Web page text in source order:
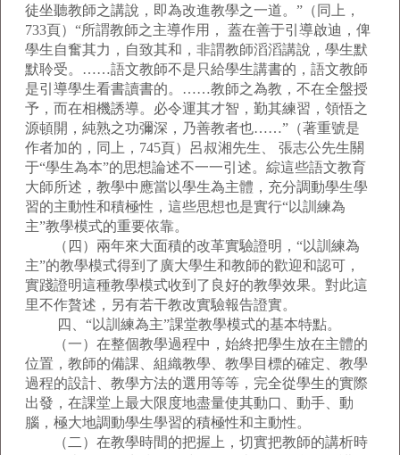
徒坐聽教師之講說，即為改進教學之一道。”（同上，
733頁）“所謂教師之主導作用， 蓋在善于引導啟迪，俾
學生自奮其力，自致其和，非謂教師滔滔講說，學生默
默聆受。……語文教師不是只給學生講書的，語文教師
是引導學生看書讀書的。……教師之為教，不在全盤授
予，而在相機誘導。必令運其才智，勤其練習，領悟之
源頓開，純熟之功彌深，乃善教者也……”（著重號是
作者加的，同上，745頁）呂叔湘先生、 張志公先生關
于“學生為本”的思想論述不一一引述。綜這些語文教育
大師所述，教學中應當以學生為主體，充分調動學生學
習的主動性和積極性，這些思想也是實行“以訓練為
主”教學模式的重要依靠。
（四）兩年來大面積的改革實驗證明，“以訓練為
主”的教學模式得到了廣大學生和教師的歡迎和認可，
實踐證明這種教學模式收到了良好的教學效果。對此這
里不作贅述，另有若干教改實驗報告證實。
四、“以訓練為主”課堂教學模式的基本特點。
（一）在整個教學過程中，始終把學生放在主體的
位置，教師的備課、組織教學、教學目標的確定、教學
過程的設計、教學方法的選用等等，完全從學生的實際
出發，在課堂上最大限度地盡量使其動口、動手、動
腦，極大地調動學生學習的積極性和主動性。
（二）在教學時間的把握上，切實把教師的講析時